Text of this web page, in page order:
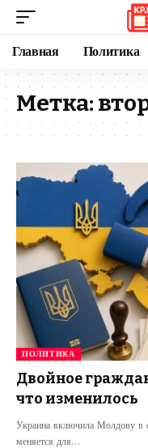
Главная Политика
Метка:
ПОЛИТИКА
Двойное
что изменилось
Украина включила Молдову в
меняется для…